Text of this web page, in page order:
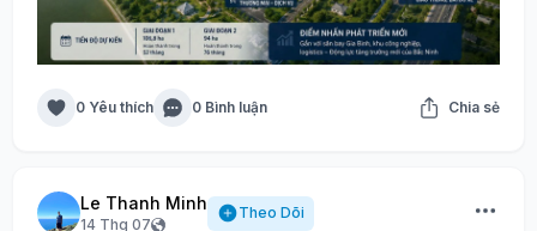
0 Yêu thích 0 Bình luận Chia sẻ
Le Thanh Minh
14 Thg 07
Theo Dõi